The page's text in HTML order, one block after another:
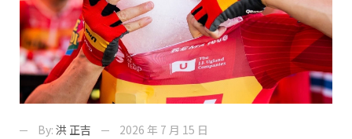
By: 洪 正吉 2026 年 7 月 15 日